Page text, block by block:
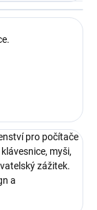
pro počítače
myši,
zážitek.
a